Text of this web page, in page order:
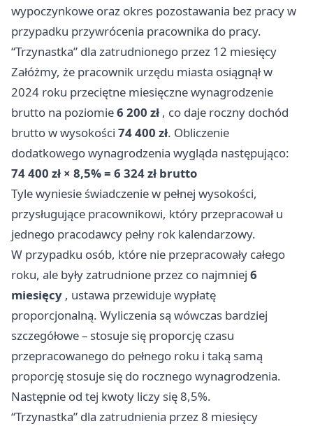
wypoczynkowe oraz okres pozostawania bez pracy w
przypadku przywrócenia pracownika do pracy.
“Trzynastka” dla zatrudnionego przez 12 miesięcy
Załóżmy, że pracownik urzędu miasta osiągnął w
2024 roku przeciętne miesięczne wynagrodzenie
brutto na poziomie6 200 zł , co daje roczny dochód
brutto w wysokości 74 400 zł. Obliczenie
dodatkowego wynagrodzenia wygląda następująco:
74 400 zł × 8,5% = 6 324 zł brutto
Tyle wyniesie świadczenie w pełnej wysokości,
przysługujące pracownikowi, który przepracował u
jednego pracodawcy pełny rok kalendarzowy.
W przypadku osób, które nie przepracowały całego
roku, ale były zatrudnione przez co najmniej 6
miesięcy , ustawa przewiduje wypłatę
proporcjonalną. Wyliczenia są wówczas bardziej
szczegółowe – stosuje się proporcję czasu
przepracowanego do pełnego roku i taką samą
proporcję stosuje się do rocznego wynagrodzenia.
Następnie od tej kwoty liczy się 8,5%.
“Trzynastka” dla zatrudnienia przez 8 miesięcy